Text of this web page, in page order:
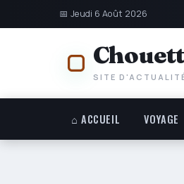
📅 Jeudi 6 Août 2026
SITE
⌂ ACCUEIL VOYAGE